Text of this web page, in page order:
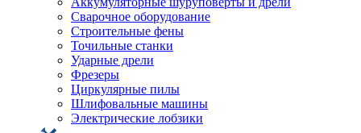
Сварочное оборудование
Строительные фены
Точильные станки
Ударные дрели
Фрезеры
Циркулярные пилы
Шлифовальные машины
Электрические лобзики